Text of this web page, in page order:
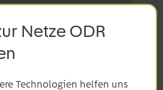
Netze ODR
Technologien helfen uns